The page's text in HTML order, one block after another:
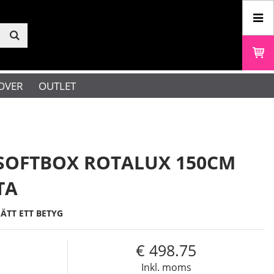
OUTLET
ROTALUX 150CM
ETT BETYG
Inkl. moms
498.75